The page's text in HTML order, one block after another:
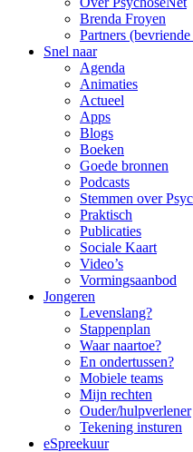
Brenda Froyen
Partners
Snel naar
Agenda
Animaties
Actueel
Apps
Blogs
Boeken
Goede bronnen
Podcasts
Stemmen over
Praktisch
Publicaties
Sociale Kaart
Video’s
Vormingsaanbod
Jongeren
Levenslang?
Stappenplan
Waar naartoe?
En ondertussen?
Mobiele teams
Mijn rechten
Ouder/hulpverlener
Tekening insturen
eSpreekuur